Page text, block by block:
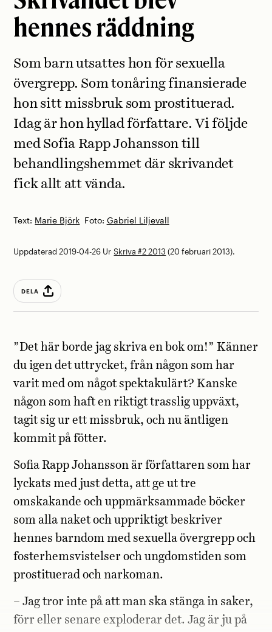
hennes räddning
Text: Marie Björk Foto: Gabriel Liljevall
Som barn utsattes hon för sexuella
övergrepp. Som tonåring finansierade
hon sitt missbruk som prostituerad.
Idag är hon hyllad författare. Vi följde
med Sofia Rapp Johansson till
behandlingshemmet där skrivandet
fick allt att vända.
Uppdaterad 2019-04-26 UrSkriva #2 2013 (20 februari 2013).
DELA
”Det här borde jag skriva en bok om!” Känner
du igen det uttrycket, från någon som har
varit med om något spektakulärt? Kanske
någon som haft en riktigt trasslig uppväxt,
tagit sig ur ett missbruk, och nu äntligen
kommit på fötter.
Sofia Rapp Johansson är författaren som har
lyckats med just detta, att ge ut tre
omskakande och uppmärksammade böcker
som alla naket och uppriktigt beskriver
hennes barndom med sexuella övergrepp och
fosterhemsvistelser och ungdomstiden som
prostituerad och narkoman.
– Jag tror inte på att man ska stänga in saker,
förr eller senare exploderar det. Jag är ju på